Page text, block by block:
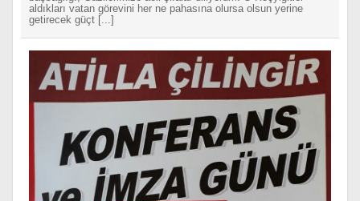
aldıkları vatan görevini her ne pahasına olursa olsun yerine
getirecek güçt [...]